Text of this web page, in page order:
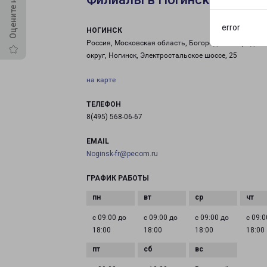
error
НОГИНСК
Россия, Московская область, Богородский городской
округ, Ногинск, Электростальское шоссе, 25
на карте
ТЕЛЕФОН
8(495) 568-06-67
EMAIL
Noginsk-fr@pecom.ru
ГРАФИК РАБОТЫ
с 09:00 до
18:00
с 09:00 до
18:00
с 09:00 до
18:00
с
18:00